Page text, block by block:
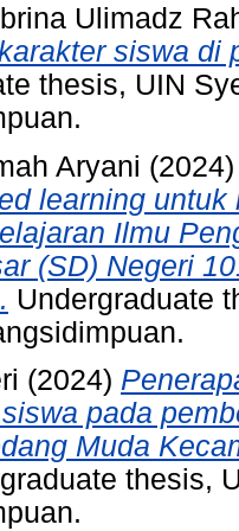
Ulimadz
siswa di
thesis, UIN
Aryani
learning
Ilmu
(SD) Negeri
Undergraduate
(2024)
pada
Muda
thesis,